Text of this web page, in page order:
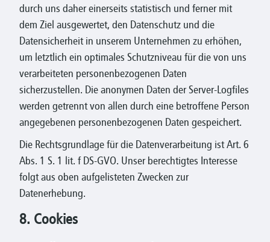
durch uns daher einerseits statistisch und ferner mit
dem Ziel ausgewertet, den Datenschutz und die
Datensicherheit in unserem Unternehmen zu erhöhen,
um letztlich ein optimales Schutzniveau für die von uns
verarbeiteten personenbezogenen Daten
sicherzustellen. Die anonymen Daten der Server-Logfiles
werden getrennt von allen durch eine betroffene Person
angegebenen personenbezogenen Daten gespeichert.
Die Rechtsgrundlage für die Datenverarbeitung ist Art. 6
Abs. 1 S. 1 lit. f DS-GVO. Unser berechtigtes Interesse
folgt aus oben aufgelisteten Zwecken zur
Datenerhebung.
8. Cookies